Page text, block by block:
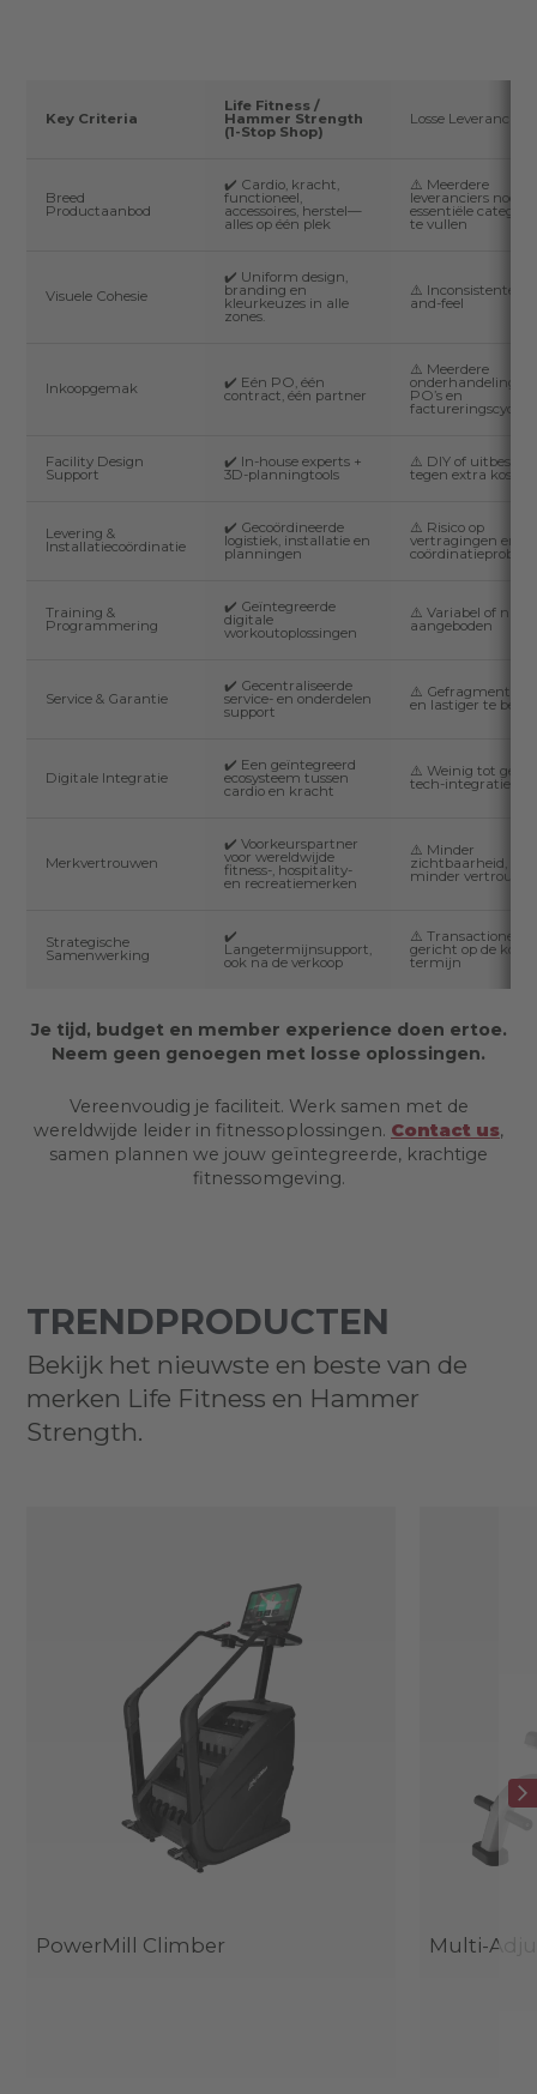
Key Criteria
Life Fitness /
Hammer Strength
(1-Stop Shop)
Losse Leveranciers
Breed
Productaanbod
✔️ Cardio, kracht,
functioneel,
accessoires, herstel—
alles op één plek
⚠️ Meerdere
leveranciers nodig
essentiële
te vullen
Visuele Cohesie
✔️ Uniform design,
branding en
kleurkeuzes in alle
zones.
⚠️ Inconsistente
and-feel
Inkoopgemak ✔️ Eén PO, één
contract, één partner
⚠️ Meerdere
onderhandelingen,
PO’s en
factureringscycli
Facility Design
Support
✔️ In-house experts +
3D-planningtools
⚠️ DIY of
tegen extra kosten
Levering &
Installatiecoördinatie
✔️ Gecoördineerde
logistiek, installatie en
planningen
⚠️ Risico op
vertragingen en
Training &
Programmering
✔️ Geïntegreerde
digitale
workoutoplossingen
⚠️ Variabel of niet
aangeboden
Service & Garantie
✔️ Gecentraliseerde
service- en onderdelen
support
⚠️
en lastiger te
Digitale Integratie
✔️ Een geïntegreerd
ecosysteem tussen
cardio en kracht
⚠️ Weinig tot geen
tech-integratie
Merkvertrouwen
✔️ Voorkeurspartner
voor wereldwijde
fitness-, hospitality-
en recreatiemerken
⚠️ Minder
zichtbaarheid,
minder
Strategische
Samenwerking
✔️
Langetermijnsupport,
ook na de verkoop
⚠️ Transactioneel
gericht op de korte
termijn
Je tijd, budget en member experience doen ertoe.
Neem geen genoegen met losse oplossingen.
Vereenvoudig je faciliteit. Werk samen met de
wereldwijde leider in fitnessoplossingen. Contact us,
samen plannen we jouw geïntegreerde, krachtige
fitnessomgeving.
TRENDPRODUCTEN
Bekijk het nieuwste en beste van de
merken Life Fitness en Hammer
Strength.
PowerMill Climber Multi-